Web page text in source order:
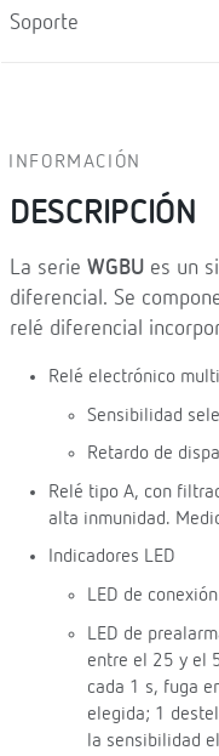
Soporte
INFORMACIÓN
DESCRIPCIÓN
La serie WGBU es un
diferencial. Se
relé diferencial
Relé electrónico
Sensibilidad
Retardo de
Relé tipo A, con
alta inmunidad.
Indicadores LED
LED de
LED de
entre el 25 y el
cada 1 s, fuga
elegida; 1
la sensibilidad